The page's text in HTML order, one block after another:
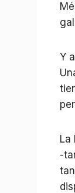
Y
La
-